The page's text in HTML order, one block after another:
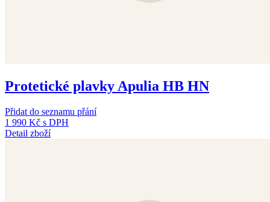
Protetické plavky Apulia HB HN
Přidat do seznamu přání
1 990 Kč s DPH
Detail zboží